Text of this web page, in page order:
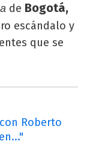
de Bogotá,
escándalo y
que se
Roberto